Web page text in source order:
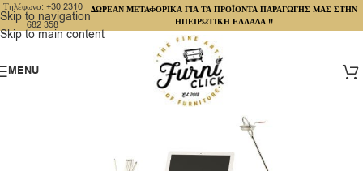
Skip to navigation
Skip to main content
Τηλέφωνο: +30 2310
682 358
ΔΩΡΕΑΝ ΜΕΤΑΦΟΡΙΚΑ ΓΙΑ ΤΑ ΠΡΟΪΟΝΤΑ ΠΑΡΑΓΩΓΗΣ ΜΑΣ ΣΤΗΝ
ΗΠΕΙΡΩΤΙΚΗ ΕΛΛΑΔΑ !!
MENU